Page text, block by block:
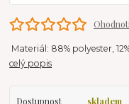
Materiál: 88% polyester,
celý popis
Dostupnost skladem